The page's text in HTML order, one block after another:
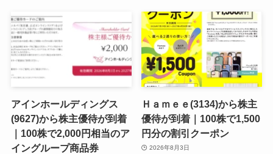
アインホールディングス
(9627)から株主優待が到着
｜100株で2,000円相当のア
イングループ商品券
Ｈａｍｅｅ(3134)から株主
優待が到着｜100株で1,500
円分の割引クーポン
2026年8月3日